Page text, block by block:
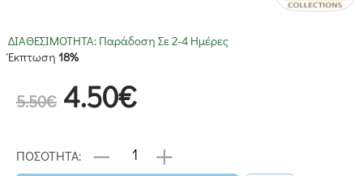
ΔΙΑΘΕΣΙΜΟΤΗΤΑ: Παράδοση Σε 2-4 Ημέρες
Έκπτωση 18%
5.50€ 4.50€
ΠΟΣΟΤΗΤΑ: